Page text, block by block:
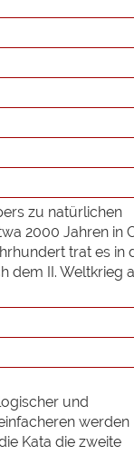
zu natürlichen
2000 Jahren in
trat es in
dem II. Weltkrieg
und
werden
Kata die zweite